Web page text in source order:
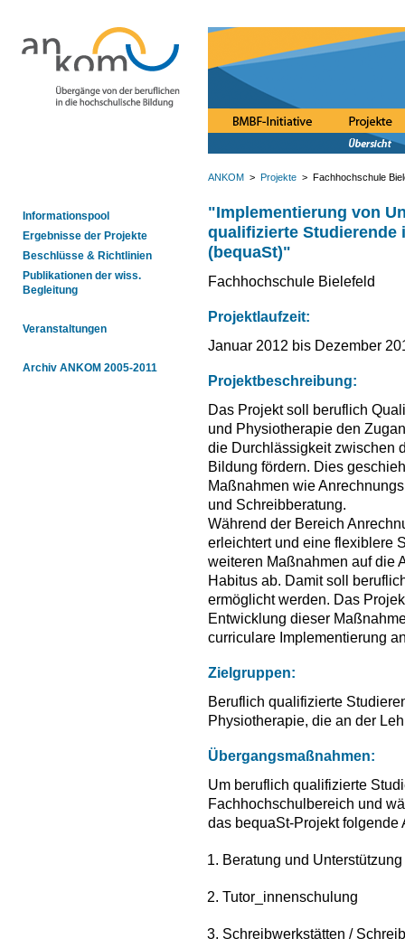
Informationspool
Ergebnisse der Projekte
Beschlüsse & Richtlinien
Publikationen der wiss.
Begleitung
Veranstaltungen
Archiv ANKOM 2005-2011
ANKOM > Projekte > Fachhochschule
"Implementierung von
qualifizierte Studierende
(bequaSt)"
Fachhochschule Bielefeld
Projektlaufzeit:
Januar 2012 bis Dezember
Projektbeschreibung:
Das Projekt soll beruflich
und Physiotherapie den
die Durchlässigkeit zwischen
Bildung fördern. Dies
Maßnahmen wie
und Schreibberatung.
Während der Bereich
erleichtert und eine flexiblere
weiteren Maßnahmen auf die
Habitus ab. Damit soll
ermöglicht werden. Das
Entwicklung dieser
curriculare Implementierung
Zielgruppen:
Beruflich qualifizierte
Physiotherapie, die an der
Übergangsmaßnahmen:
Um beruflich qualifizierte
Fachhochschulbereich und
das bequaSt-Projekt folgende
Beratung und
Tutor_innenschulung
Schreibwerkstätten /